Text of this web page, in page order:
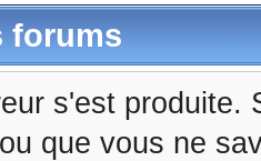
forums
s'est produite.
que vous ne